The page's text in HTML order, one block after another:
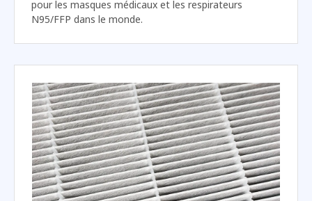
Recommandé: SC-13011 / SC-MBT-2032